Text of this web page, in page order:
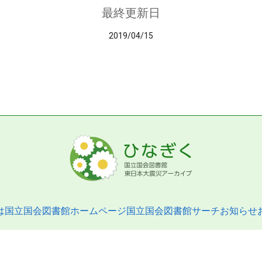
最終更新日
2019/04/15
国立国会図書館ホームページ国立国会図書館サーチお知らせ